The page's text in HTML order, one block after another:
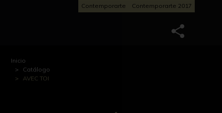
Contemporarte Contemporarte 2017
Inicio
Catálogo
AVEC TOI